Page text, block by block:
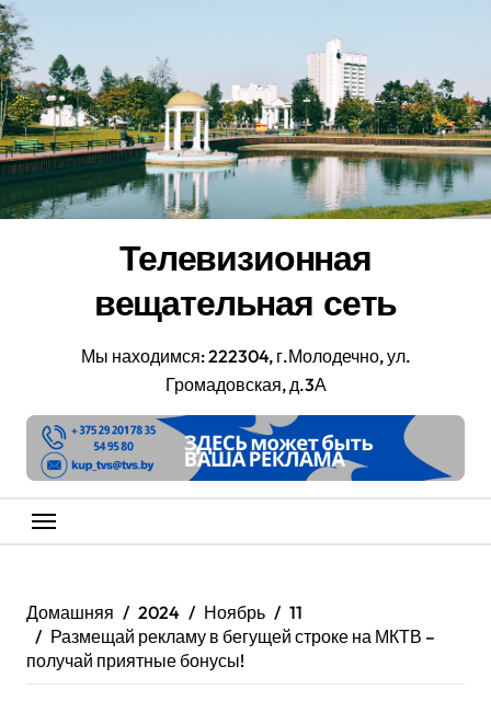
Перейти
к
содержанию
Телевизионная
вещательная сеть
Мы находимся: 222304, г.Молодечно, ул.
Громадовская, д.3А
Домашняя 2024 Ноябрь
11
Размещай рекламу в бегущей строке на МКТВ –
получай приятные бонусы!